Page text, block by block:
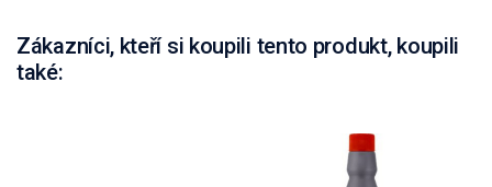
Zákazníci, kteří si koupili tento produkt, koupili
také: